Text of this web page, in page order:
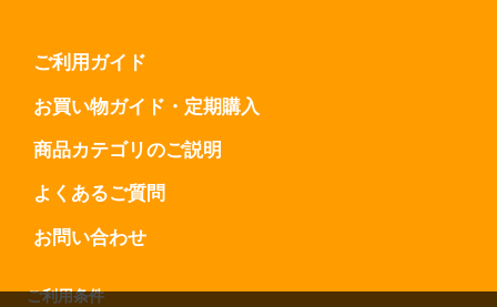
ご利用ガイド
お買い物ガイド・定期購入
商品カテゴリのご説明
よくあるご質問
お問い合わせ
ご利用条件